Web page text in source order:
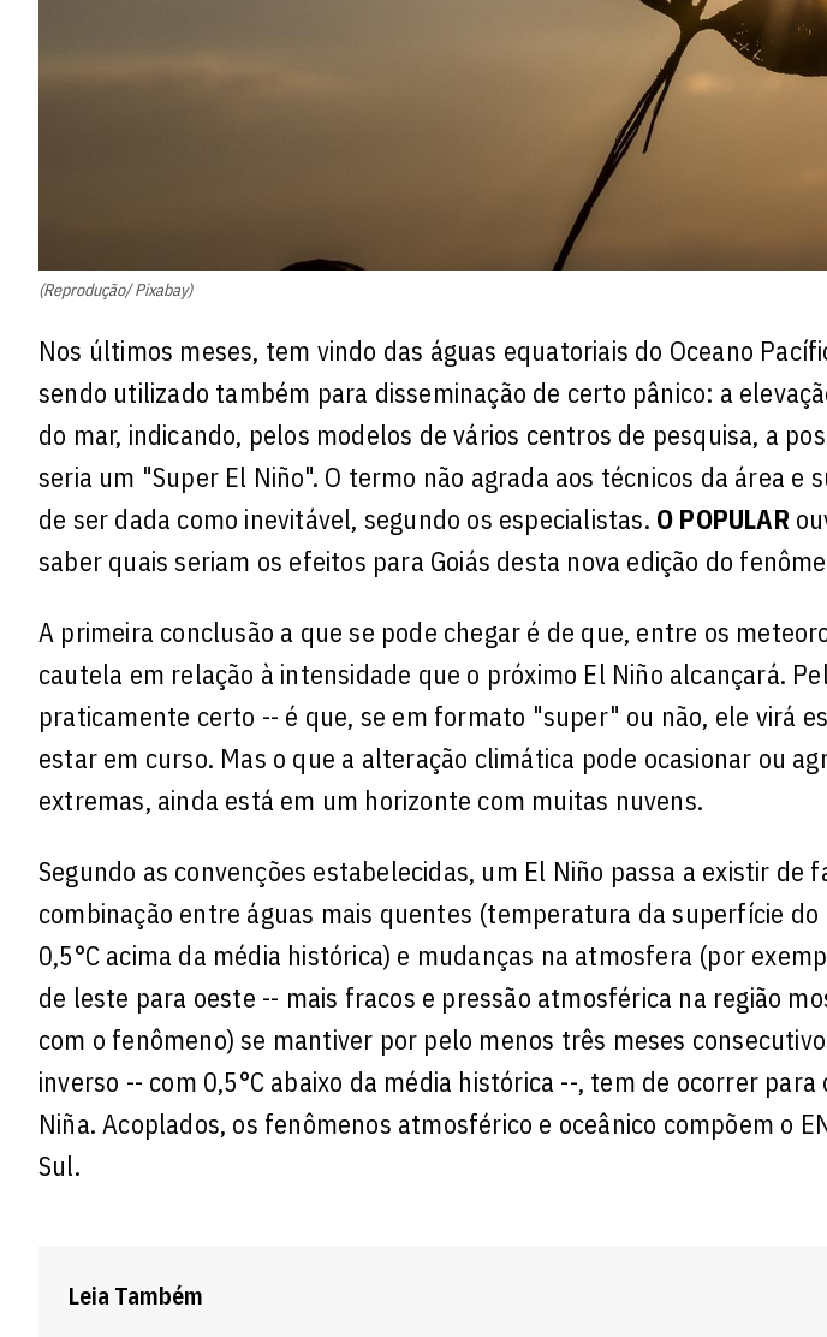
(Reprodução/ Pixabay)
Nos últimos meses, tem vindo das águas equatoriais do Oceano
sendo utilizado também para disseminação de certo pânico: a
do mar, indicando, pelos modelos de vários centros de pesquisa, a
seria um "Super El Niño". O termo não agrada aos técnicos da área e
de ser dada como inevitável, segundo os especialistas. O POPULAR
saber quais seriam os efeitos para Goiás desta nova edição do
A primeira conclusão a que se pode chegar é de que, entre os
cautela em relação à intensidade que o próximo El Niño alcançará.
praticamente certo -- é que, se em formato "super" ou não, ele virá
estar em curso. Mas o que a alteração climática pode ocasionar ou
extremas, ainda está em um horizonte com muitas nuvens.
Segundo as convenções estabelecidas, um El Niño passa a existir de
combinação entre águas mais quentes (temperatura da superfície
0,5°C acima da média histórica) e mudanças na atmosfera (por
de leste para oeste -- mais fracos e pressão atmosférica na região
com o fenômeno) se mantiver por pelo menos três meses
inverso -- com 0,5°C abaixo da média histórica --, tem de ocorrer
Niña. Acoplados, os fenômenos atmosférico e oceânico compõem o
Sul.
Leia Também